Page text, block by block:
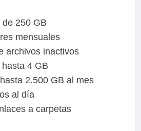
250 GB
mensuales
archivos inactivos
4 GB
2.500 GB al mes
al día
a carpetas